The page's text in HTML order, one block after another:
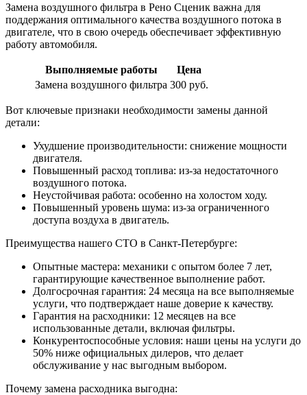
Замена воздушного фильтра в Рено Сценик важна для
поддержания оптимального качества воздушного потока в
двигателе, что в свою очередь обеспечивает эффективную
работу автомобиля.
Выполняемые работы
Цена
Замена воздушного фильтра 300 руб.
Вот ключевые признаки необходимости замены данной
детали:
Ухудшение производительности: снижение мощности
двигателя.
Повышенный расход топлива: из-за недостаточного
воздушного потока.
Неустойчивая работа: особенно на холостом ходу.
Повышенный уровень шума: из-за ограниченного
доступа воздуха в двигатель.
Преимущества нашего СТО в Санкт-Петербурге:
Опытные мастера: механики с опытом более 7 лет,
гарантирующие качественное выполнение работ.
Долгосрочная гарантия: 24 месяца на все выполняемые
услуги, что подтверждает наше доверие к качеству.
Гарантия на расходники: 12 месяцев на все
использованные детали, включая фильтры.
Конкурентоспособные условия: наши цены на услуги до
50% ниже официальных дилеров, что делает
обслуживание у нас выгодным выбором.
Почему замена расходника выгодна: